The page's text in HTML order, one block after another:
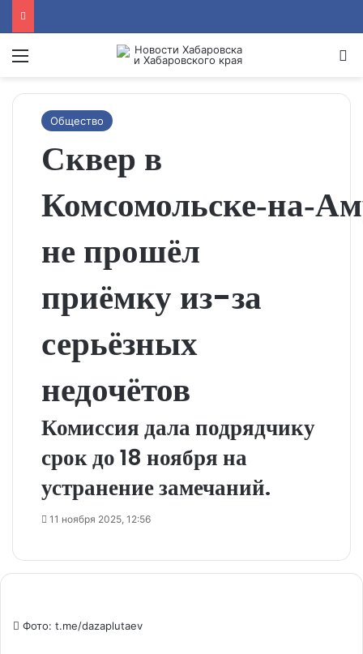
Menu
Общество
Сквер в
не прошёл
приёмку из-за
серьёзных
недочётов
Комиссия дала подрядчику
срок до 18 ноября на
устранение замечаний.
11 ноября 2025, 12:56
Фото: t.me/dazaplutaev